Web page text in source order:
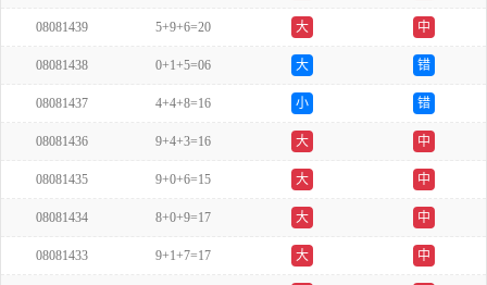
08081439 5+9+6=20 大 中
08081438 0+1+5=06 大 错
08081437 4+4+8=16 小 错
08081436 9+4+3=16 大 中
08081435 9+0+6=15 大 中
08081434 8+0+9=17 大 中
08081433 9+1+7=17 大 中